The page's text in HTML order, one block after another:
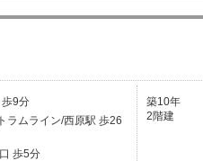
歩9分
ラムライン/西原駅 歩26
歩5分
築10年
2階建